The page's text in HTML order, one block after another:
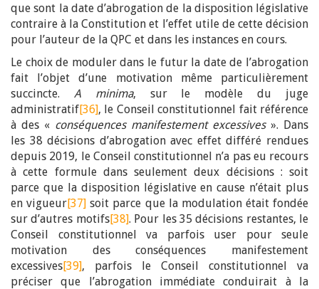
que sont la date d’abrogation de la disposition législative
contraire à la Constitution et l’effet utile de cette décision
pour l’auteur de la QPC et dans les instances en cours.
Le choix de moduler dans le futur la date de l’abrogation
fait l’objet d’une motivation même particulièrement
succincte. A minima, sur le modèle du juge
administratif[36], le Conseil constitutionnel fait référence
à des « conséquences manifestement excessives». Dans
les 38 décisions d’abrogation avec effet différé rendues
depuis 2019, le Conseil constitutionnel n’a pas eu recours
à cette formule dans seulement deux décisions : soit
parce que la disposition législative en cause n’était plus
en vigueur[37] soit parce que la modulation était fondée
sur d’autres motifs[38]. Pour les 35 décisions restantes, le
Conseil constitutionnel va parfois user pour seule
motivation des conséquences manifestement
excessives[39], parfois le Conseil constitutionnel va
préciser que l’abrogation immédiate conduirait à la